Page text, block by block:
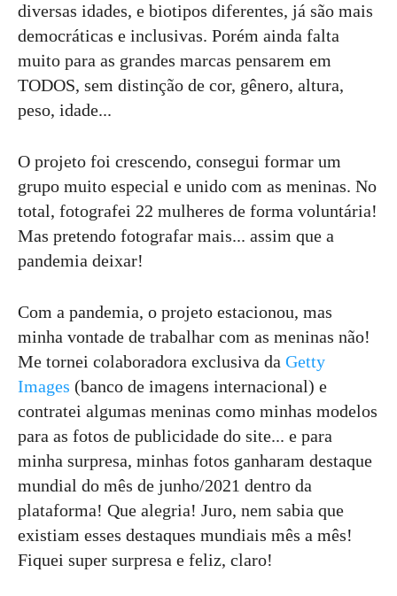
diversas idades, e biotipos diferentes, já são mais
democráticas e inclusivas. Porém ainda falta
muito para as grandes marcas pensarem em
TODOS, sem distinção de cor, gênero, altura,
peso, idade...
O projeto foi crescendo, consegui formar um
grupo muito especial e unido com as meninas. No
total, fotografei 22 mulheres de forma voluntária!
Mas pretendo fotografar mais... assim que a
pandemia deixar!
Com a pandemia, o projeto estacionou, mas
minha vontade de trabalhar com as meninas não!
Me tornei colaboradora exclusiva da Getty
Images (banco de imagens internacional) e
contratei algumas meninas como minhas modelos
para as fotos de publicidade do site... e para
minha surpresa, minhas fotos ganharam destaque
mundial do mês de junho/2021 dentro da
plataforma! Que alegria! Juro, nem sabia que
existiam esses destaques mundiais mês a mês!
Fiquei super surpresa e feliz, claro!